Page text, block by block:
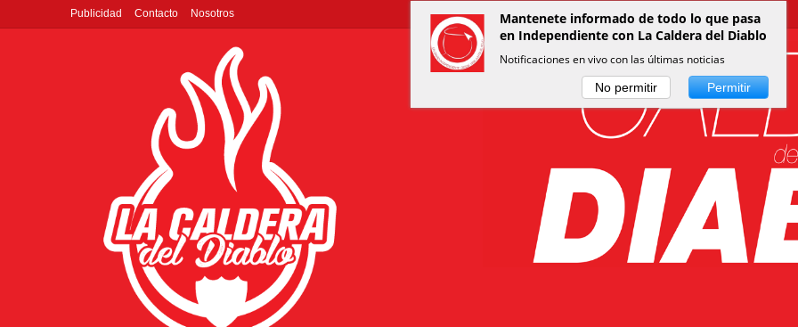
Publicidad Contacto Nosotros
Mantenete informado de todo lo que pasa
en Independiente con La Caldera del Diablo
Notificaciones en vivo con las últimas noticias
No permitir Permitir